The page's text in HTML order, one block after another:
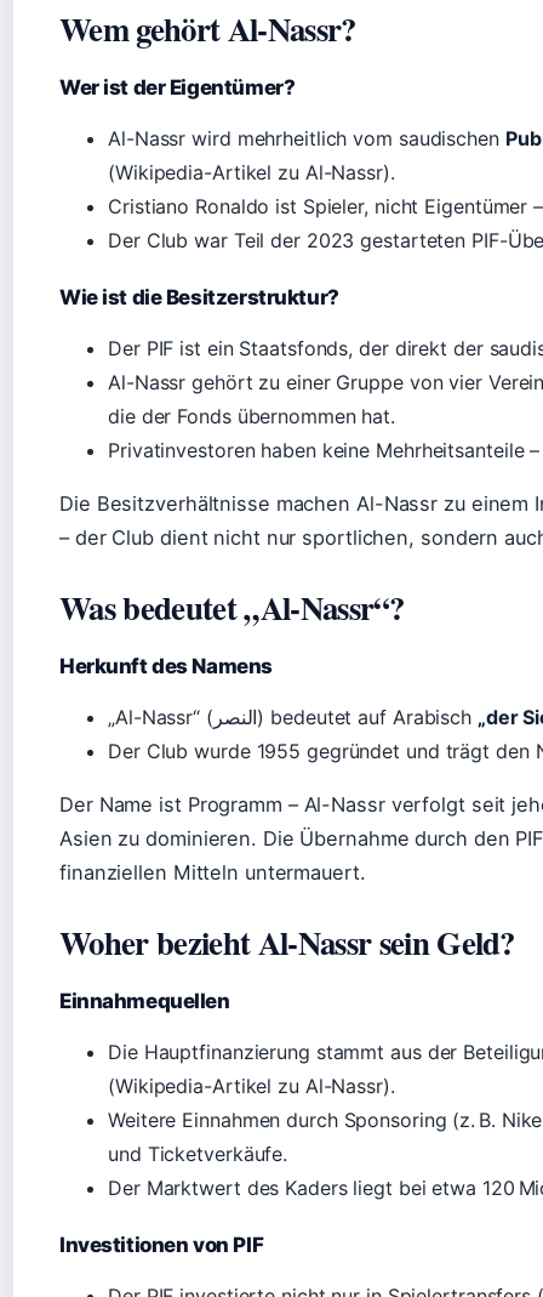
Wem gehört Al-Nassr?
Wer ist der Eigentümer?
Al-Nassr wird mehrheitlich vom saudischen
(Wikipedia-Artikel zu Al-Nassr).
Cristiano Ronaldo ist Spieler, nicht Eigentümer
Der Club war Teil der 2023 gestarteten PIF-
Wie ist die Besitzerstruktur?
Der PIF ist ein Staatsfonds, der direkt der
Al-Nassr gehört zu einer Gruppe von vier
die der Fonds übernommen hat.
Privatinvestoren haben keine Mehrheitsanteile
Die Besitzverhältnisse machen Al-Nassr zu
– der Club dient nicht nur sportlichen, sondern
Was bedeutet „Al-Nassr“?
Herkunft des Namens
„Al-Nassr“ (النصر) bedeutet auf Arabisch „der
Der Club wurde 1955 gegründet und trägt
Der Name ist Programm – Al-Nassr verfolgt seit
Asien zu dominieren. Die Übernahme durch den
finanziellen Mitteln untermauert.
Woher bezieht Al-Nassr sein Geld?
Einnahmequellen
Die Hauptfinanzierung stammt aus der
(Wikipedia-Artikel zu Al-Nassr).
Weitere Einnahmen durch Sponsoring (z. B.
und Ticketverkäufe.
Der Marktwert des Kaders liegt bei etwa 120
Investitionen von PIF